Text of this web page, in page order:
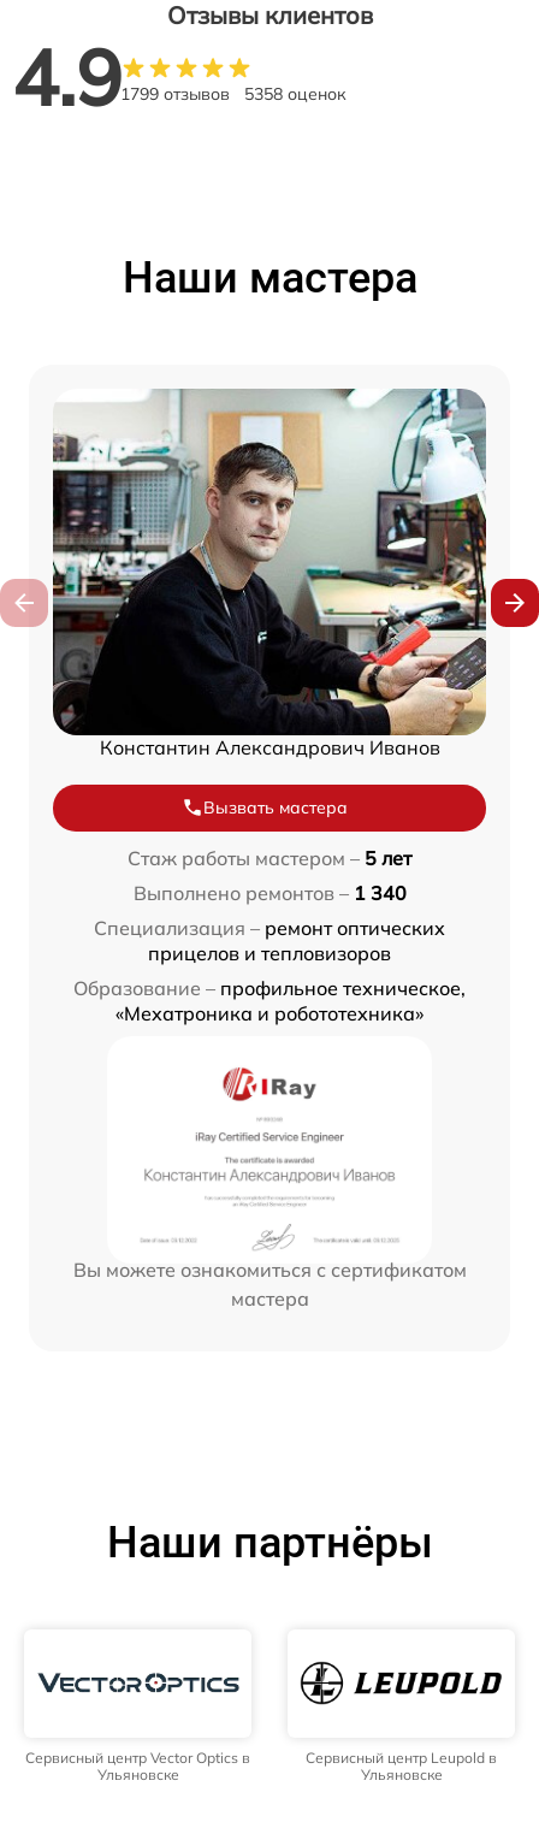
Отзывы клиентов
4.91799 отзывов 5358 оценок
Наши мастера
Константин Александрович Иванов
Вызвать мастера
Стаж работы мастером – 5 лет
Выполнено ремонтов – 1 340
Специализация – ремонт оптических
прицелов и тепловизоров
Образование – профильное техническое,
«Мехатроника и робототехника»
Вы можете ознакомиться с сертификатом
мастера
Наши партнёры
Сервисный центр Vector Optics в
Ульяновске
Сервисный центр Leupold в
Ульяновске